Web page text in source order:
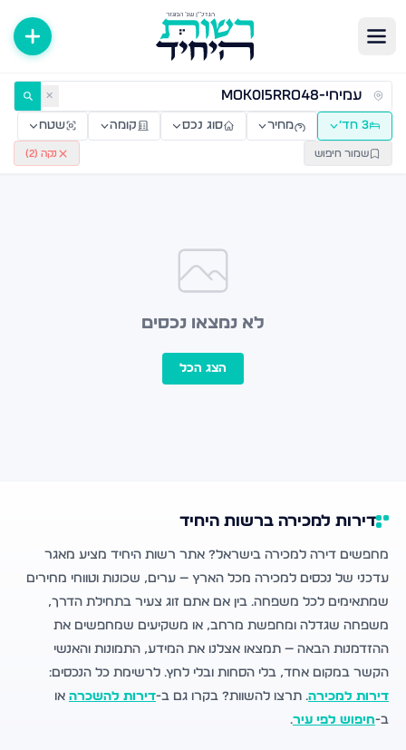
דירות למכירה ולהשכרה — רשות היחיד ✕
3 חד׳ מחיר סוג נכס קומה שטח
שמור חיפוש נקה (2
)
לא נמצאו נכסים
הצג הכל
דירות למכירה ברשות היחיד
מחפשים דירה למכירה בישראל? אתר רשות היחיד מציע מאגר
עדכני של נכסים למכירה מכל הארץ — ערים, שכונות וטווחי מחירים
שמתאימים לכל משפחה. בין אם אתם זוג צעיר בתחילת הדרך,
משפחה שגדלה ומחפשת מרחב, או משקיעים שמחפשים את
ההזדמנות הבאה — תמצאו אצלנו את המידע, התמונות והאנשי
הקשר במקום אחד, בלי הסחות ובלי לחץ. לרשימת כל הנכסים:
דירות למכירה. תרצו להשוות? בקרו גם ב-דירות להשכרה או
ב-חיפוש לפי עיר.